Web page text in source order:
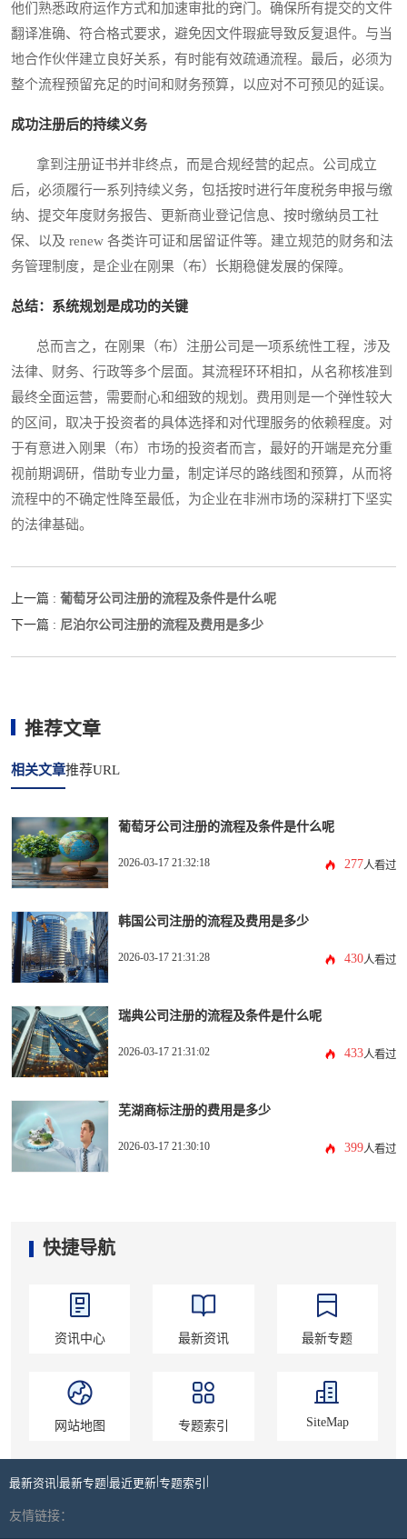
他们熟悉政府运作方式和加速审批的窍门。确保所有提交的文件
翻译准确、符合格式要求，避免因文件瑕疵导致反复退件。与当
地合作伙伴建立良好关系，有时能有效疏通流程。最后，必须为
整个流程预留充足的时间和财务预算，以应对不可预见的延误。
成功注册后的持续义务
拿到注册证书并非终点，而是合规经营的起点。公司成立
后，必须履行一系列持续义务，包括按时进行年度税务申报与缴
纳、提交年度财务报告、更新商业登记信息、按时缴纳员工社
保、以及 renew 各类许可证和居留证件等。建立规范的财务和法
务管理制度，是企业在刚果（布）长期稳健发展的保障。
总结：系统规划是成功的关键
总而言之，在刚果（布）注册公司是一项系统性工程，涉及
法律、财务、行政等多个层面。其流程环环相扣，从名称核准到
最终全面运营，需要耐心和细致的规划。费用则是一个弹性较大
的区间，取决于投资者的具体选择和对代理服务的依赖程度。对
于有意进入刚果（布）市场的投资者而言，最好的开端是充分重
视前期调研，借助专业力量，制定详尽的路线图和预算，从而将
流程中的不确定性降至最低，为企业在非洲市场的深耕打下坚实
的法律基础。
上一篇 : 葡萄牙公司注册的流程及条件是什么呢
下一篇 : 尼泊尔公司注册的流程及费用是多少
推荐文章
相关文章推荐URL
葡萄牙公司注册的流程及条件是什么呢
2026-03-17 21:32:18 277人看过
韩国公司注册的流程及费用是多少
2026-03-17 21:31:28 430人看过
瑞典公司注册的流程及条件是什么呢
2026-03-17 21:31:02 433人看过
芜湖商标注册的费用是多少
2026-03-17 21:30:10 399人看过
快捷导航
资讯中心 最新资讯 最新专题
网站地图 专题索引 SiteMap
最新资讯 最新专题 最近更新 专题索引
友情链接：